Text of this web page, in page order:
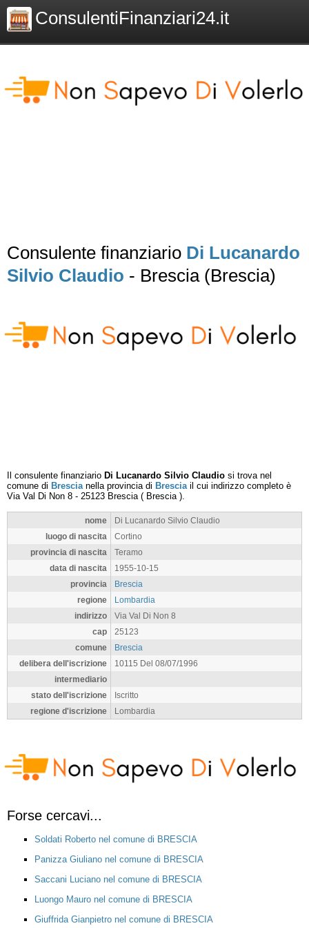
ConsulentiFinanziari24.it
Consulente finanziario Di Lucanardo
Silvio Claudio - Brescia (Brescia)
Il consulente finanziario Di Lucanardo Silvio Claudio si trova nel
comune di Brescianella provincia di Bresciail cui indirizzo completo è
Via Val Di Non 8 - 25123 Brescia( Brescia).
nome
Di Lucanardo Silvio Claudio
luogo di nascita
Cortino
provincia di nascita
Teramo
data di nascita
1955-10-15
provincia
Brescia
regione
Lombardia
indirizzo
Via Val Di Non 8
cap
25123
comune
Brescia
delibera dell'iscrizione
10115 Del 08/07/1996
intermediario
stato dell'iscrizione
Iscritto
regione d'iscrizione
Lombardia
Forse cercavi...
Soldati Roberto nel comune di BRESCIA
Panizza Giuliano nel comune di BRESCIA
Saccani Luciano nel comune di BRESCIA
Luongo Mauro nel comune di BRESCIA
Giuffrida Gianpietro nel comune di BRESCIA